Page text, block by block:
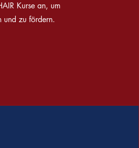
Kurse an, um
und zu fördern.